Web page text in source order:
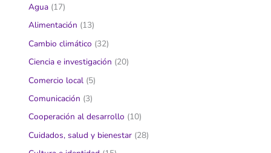
Agua (17)
Alimentación (13)
Cambio climático (32)
Ciencia e investigación (20)
Comercio local (5)
Comunicación (3)
Cooperación al desarrollo (10)
Cuidados, salud y bienestar (28)